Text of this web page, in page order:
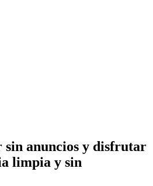
sin anuncios y disfrutar
limpia y sin